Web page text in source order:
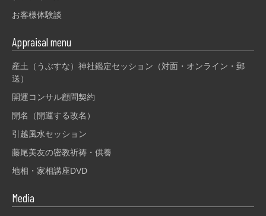
お客様体験談
Appraisal menu
産土（うぶすな）神社鑑定セッション（対面・オンライン・郵
送）
開運コンサル顧問契約
開名（開運する改名）
引越風水セッション
藤尾美友の密教祈祷・供養
地相・家相講座DVD
Media